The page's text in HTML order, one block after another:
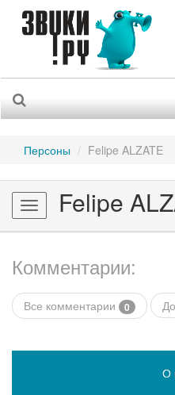
Персоны Felipe ALZATE
Toggle
navigation
Felipe
Комментарии:
Все комментарии 0
О